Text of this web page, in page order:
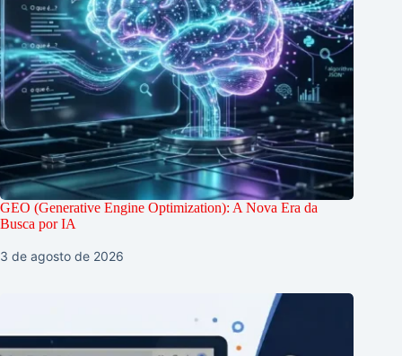
GEO (Generative Engine Optimization): A Nova Era da
Busca por IA
3 de agosto de 2026